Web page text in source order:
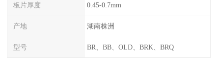
板片厚度 0.45-0.7mm
产地 湖南株洲
型号 BR、BB、OLD、BRK、BRQ